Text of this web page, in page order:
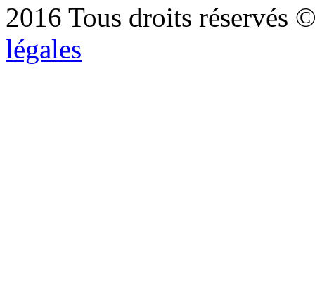
2016 Tous droits réservés
légales